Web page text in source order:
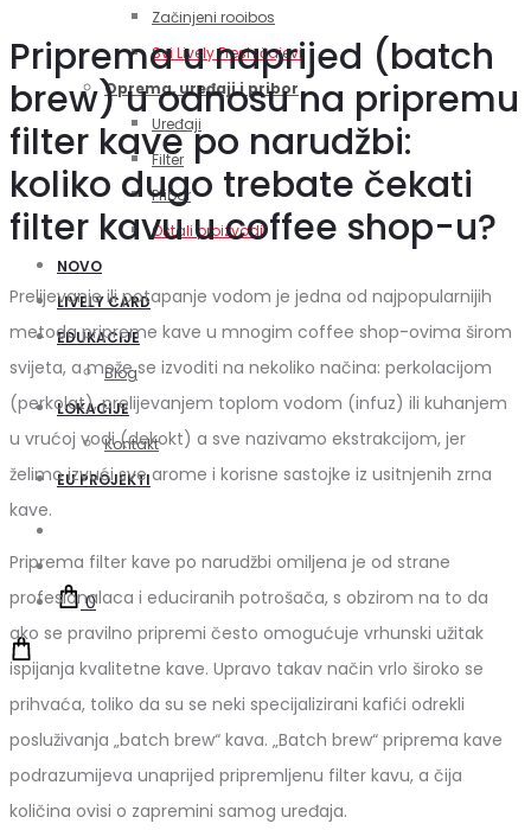
Začinjeni rooibos
Svi Lively Fresh čajevi
Oprema, uređaji i pribor
Uređaji
Filter
Pribor
Ostali proizvodi
NOVO
LIVELY CARD
EDUKACIJE
Blog
LOKACIJE
Kontakt
EU PROJEKTI
Account
0
Priprema u naprijed (batch
brew) u odnosu na pripremu
filter kave po narudžbi:
koliko dugo trebate čekati
filter kavu u coffee shop-u?
Prelijevanje ili potapanje vodom je jedna od najpopularnijih
metoda pripreme kave u mnogim coffee shop-ovima širom
svijeta, a može se izvoditi na nekoliko načina: perkolacijom
(perkolat), prelijevanjem toplom vodom (infuz) ili kuhanjem
u vrućoj vodi (dekokt) a sve nazivamo ekstrakcijom, jer
želimo izvući sve arome i korisne sastojke iz usitnjenih zrna
kave.
Priprema filter kave po narudžbi omiljena je od strane
profesionalaca i educiranih potrošača, s obzirom na to da
ako se pravilno pripremi često omogućuje vrhunski užitak
ispijanja kvalitetne kave. Upravo takav način vrlo široko se
prihvaća, toliko da su se neki specijalizirani kafići odrekli
posluživanja „batch brew“ kava. „Batch brew“ priprema kave
podrazumijeva unaprijed pripremljenu filter kavu, a čija
količina ovisi o zapremini samog uređaja.